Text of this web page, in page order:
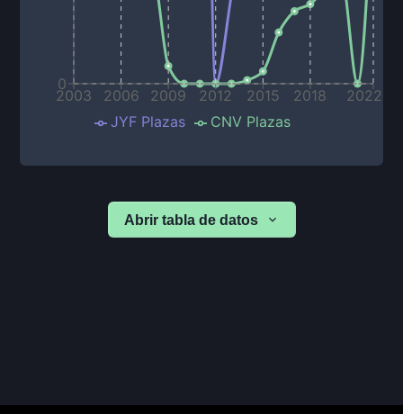
2003 2006 2009 2012 2015 2018 2022
0
JYF Plazas CNV Plazas
Abrir tabla de datos